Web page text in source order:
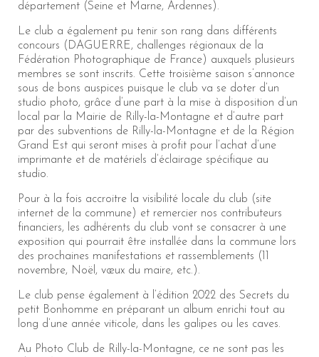
département (Seine et Marne, Ardennes).
Le club a également pu tenir son rang dans différents
concours (DAGUERRE, challenges régionaux de la
Fédération Photographique de France) auxquels plusieurs
membres se sont inscrits. Cette troisième saison s’annonce
sous de bons auspices puisque le club va se doter d’un
studio photo, grâce d’une part à la mise à disposition d’un
local par la Mairie de Rilly-la-Montagne et d’autre part
par des subventions de Rilly-la-Montagne et de la Région
Grand Est qui seront mises à profit pour l’achat d’une
imprimante et de matériels d’éclairage spécifique au
studio.
Pour à la fois accroitre la visibilité locale du club (site
internet de la commune) et remercier nos contributeurs
financiers, les adhérents du club vont se consacrer à une
exposition qui pourrait être installée dans la commune lors
des prochaines manifestations et rassemblements (11
novembre, Noël, vœux du maire, etc.).
Le club pense également à l’édition 2022 des Secrets du
petit Bonhomme en préparant un album enrichi tout au
long d’une année viticole, dans les galipes ou les caves.
Au Photo Club de Rilly-la-Montagne, ce ne sont pas les